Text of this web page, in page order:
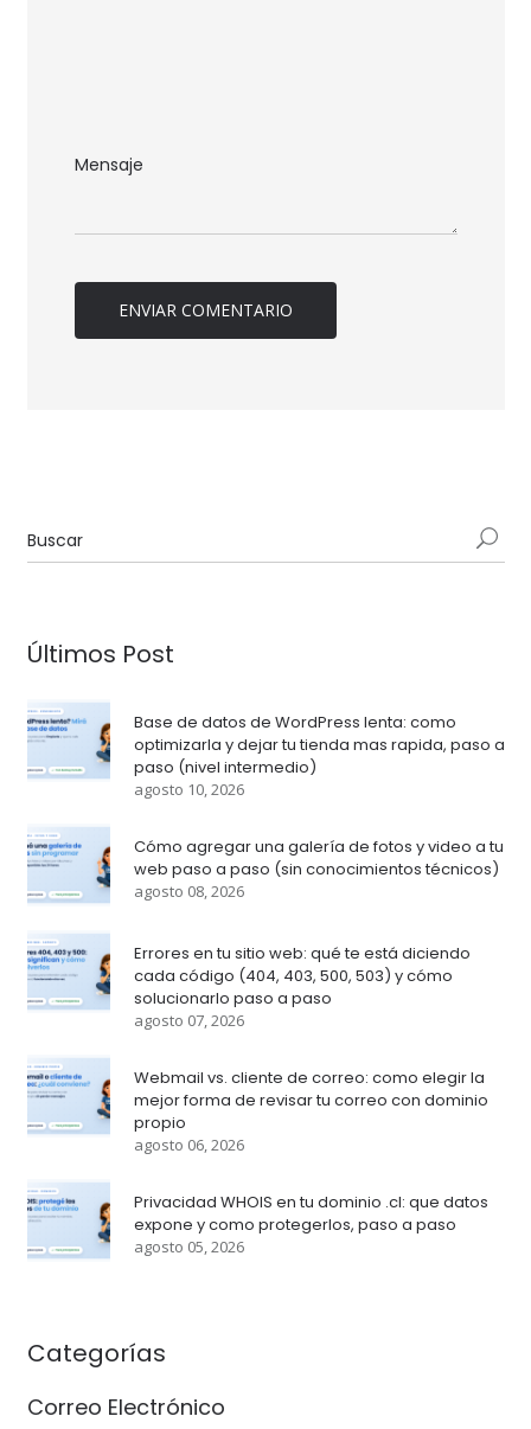
Últimos Post
Base de datos de WordPress lenta: como
optimizarla y dejar tu tienda mas rapida, paso a
paso (nivel intermedio)
agosto 10, 2026
Cómo agregar una galería de fotos y video a tu
web paso a paso (sin conocimientos técnicos)
agosto 08, 2026
Errores en tu sitio web: qué te está diciendo
cada código (404, 403, 500, 503) y cómo
solucionarlo paso a paso
agosto 07, 2026
Webmail vs. cliente de correo: como elegir la
mejor forma de revisar tu correo con dominio
propio
agosto 06, 2026
Privacidad WHOIS en tu dominio .cl: que datos
expone y como protegerlos, paso a paso
agosto 05, 2026
Categorías
Correo Electrónico